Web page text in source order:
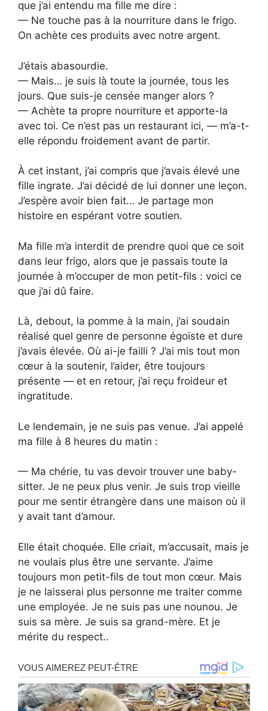
que j’ai entendu ma fille me dire :
— Ne touche pas à la nourriture dans le frigo.
On achète ces produits avec notre argent.
J’étais abasourdie.
— Mais… je suis là toute la journée, tous les
jours. Que suis-je censée manger alors ?
— Achète ta propre nourriture et apporte-la
avec toi. Ce n’est pas un restaurant ici, — m’a-t-
elle répondu froidement avant de partir.
À cet instant, j’ai compris que j’avais élevé une
fille ingrate. J’ai décidé de lui donner une leçon.
J’espère avoir bien fait… Je partage mon
histoire en espérant votre soutien.
Ma fille m’a interdit de prendre quoi que ce soit
dans leur frigo, alors que je passais toute la
journée à m’occuper de mon petit-fils : voici ce
que j’ai dû faire.
Là, debout, la pomme à la main, j’ai soudain
réalisé quel genre de personne égoïste et dure
j’avais élevée. Où ai-je failli ? J’ai mis tout mon
cœur à la soutenir, l’aider, être toujours
présente — et en retour, j’ai reçu froideur et
ingratitude.
Le lendemain, je ne suis pas venue. J’ai appelé
ma fille à 8 heures du matin :
— Ma chérie, tu vas devoir trouver une baby-
sitter. Je ne peux plus venir. Je suis trop vieille
pour me sentir étrangère dans une maison où il
y avait tant d’amour.
Elle était choquée. Elle criait, m’accusait, mais je
ne voulais plus être une servante. J’aime
toujours mon petit-fils de tout mon cœur. Mais
je ne laisserai plus personne me traiter comme
une employée. Je ne suis pas une nounou. Je
suis sa mère. Je suis sa grand-mère. Et je
mérite du respect..